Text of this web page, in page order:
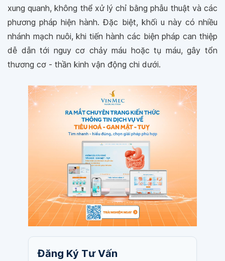
xung quanh, không thể xử lý chỉ bằng phẫu thuật và các
phương pháp hiện hành. Đặc biệt, khối u này có nhiều
nhánh mạch nuôi, khi tiến hành các biện pháp can thiệp
dễ dẫn tới nguy cơ chảy máu hoặc tụ máu, gây tổn
thương cơ - thần kinh vận động chi dưới.
Đăng Ký Tư Vấn